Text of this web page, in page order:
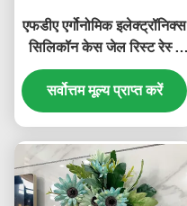
एफडीए एर्गोनोमिक इलेक्ट्रॉनिक्स
सिलिकॉन केस जेल रिस्ट रेस्ट
बेस्वाद
सर्वोत्तम मूल्य प्राप्त करें